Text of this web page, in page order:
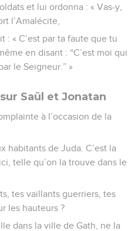
et lui ordonna : « Vas-y,
l’Amalécite,
: « C’est par ta faute que tu
en disant : “C’est moi qui
le Seigneur.” »
Saül et Jonatan
à l’occasion de la
habitants de Juda. C’est la
telle qu’on la trouve dans le
tes vaillants guerriers, tes
les hauteurs ?
dans la ville de Gath, ne la